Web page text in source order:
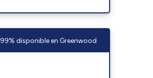
99% disponible en Greenwood